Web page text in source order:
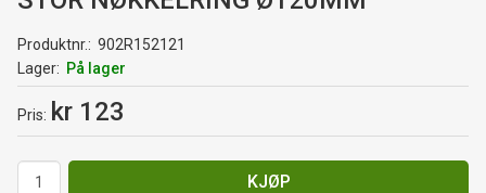
Produktnr.
902R152121
Lager
På lager
Pris kr 123
KJØP